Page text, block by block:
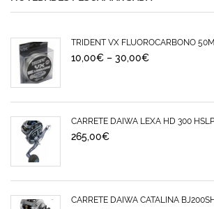
TRIDENT VX FLUOROCARBONO 50M
10,00€ – 30,00€
CARRETE DAIWA LEXA HD 300 HSLP
265,00€
CARRETE DAIWA CATALINA